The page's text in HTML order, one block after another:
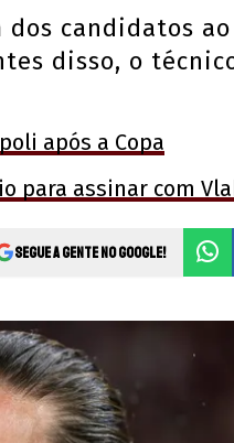
candidatos
disso, o
após a Copa
para assinar com
Segue a gente no Google!